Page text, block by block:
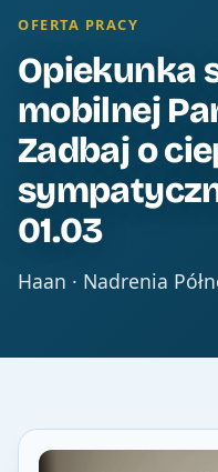
OFERTA PRACY
Opiekunka
mobilnej
Zadbaj o
01.03
Haan · Nadrenia